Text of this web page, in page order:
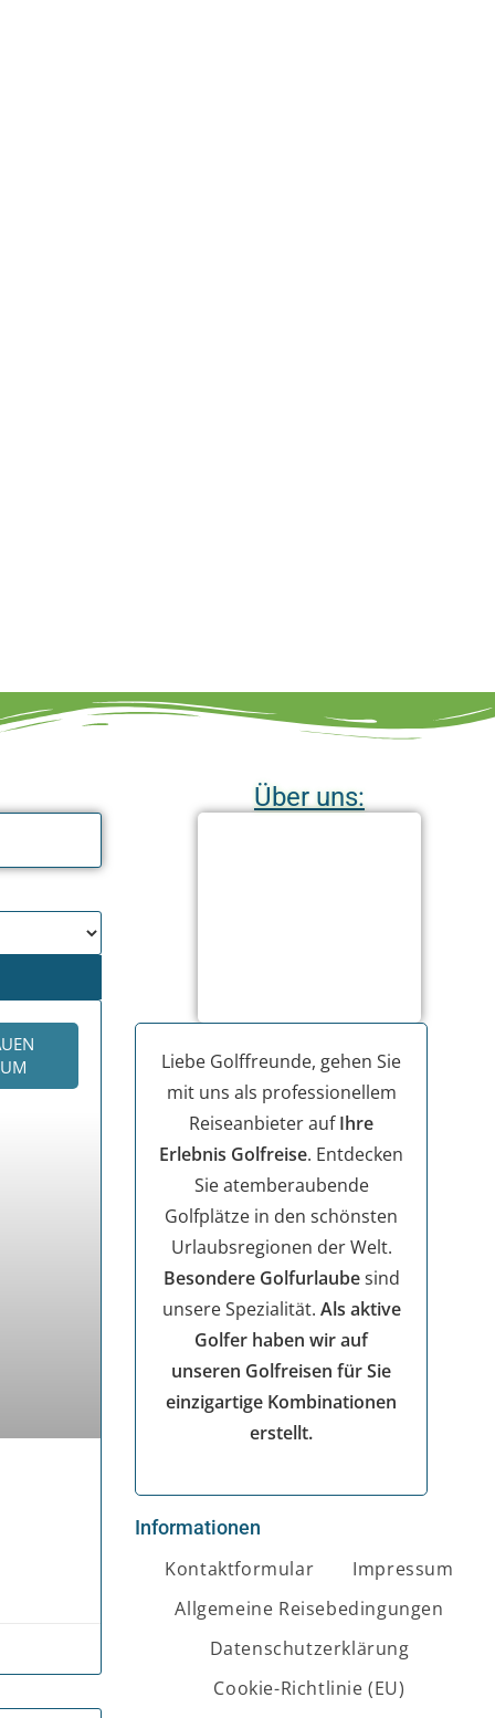
Über uns:
Liebe Golffreunde, gehen Sie
mit uns als professionellem
Reiseanbieter aufIhre
Erlebnis Golfreise. Entdecken
Sie atemberaubende
Golfplätze in den schönsten
Urlaubsregionen der Welt.
Besondere Golfurlaubesind
unsere Spezialität. Als aktive
Golfer haben wir auf
unseren Golfreisen für Sie
einzigartige Kombinationen
erstellt.
Informationen
Kontaktformular
Impressum
Allgemeine Reisebedingungen
Datenschutzerklärung
Cookie-Richtlinie (EU)